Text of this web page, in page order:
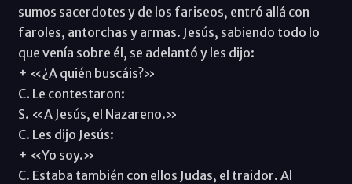
sumos sacerdotes y de los fariseos, entró allá con
faroles, antorchas y armas. Jesús, sabiendo todo lo
que venía sobre él, se adelantó y les dijo:
+ «¿A quién buscáis?»
C. Le contestaron:
S. «A Jesús, el Nazareno.»
C. Les dijo Jesús:
+ «Yo soy.»
C. Estaba también con ellos Judas, el traidor. Al